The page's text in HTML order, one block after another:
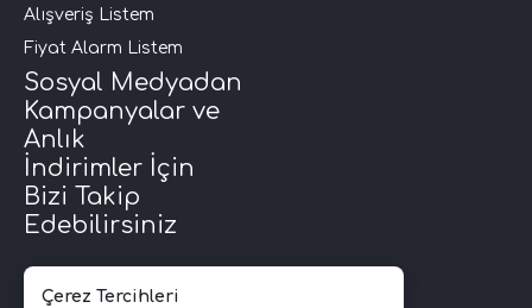
Alışveriş Listem
Fiyat Alarm Listem
Sosyal Medyadan
Kampanyalar ve
Anlık
İndirimler İçin
Bizi Takip
Edebilirsiniz
Çerez Tercihleri